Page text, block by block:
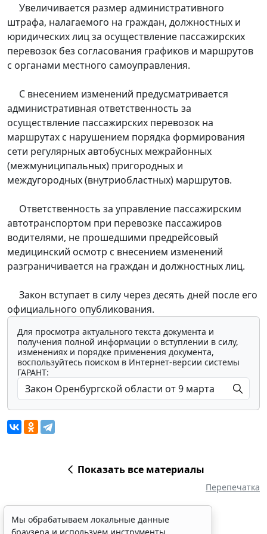
Увеличивается размер административного
штрафа, налагаемого на граждан, должностных и
юридических лиц за осуществление пассажирских
перевозок без согласования графиков и маршрутов
с органами местного самоуправления.
С внесением изменений предусматривается
административная ответственность за
осуществление пассажирских перевозок на
маршрутах с нарушением порядка формирования
сети регулярных автобусных межрайонных
(межмуниципальных) пригородных и
междугородных (внутриобластных) маршрутов.
Ответственность за управление пассажирским
автотранспортом при перевозке пассажиров
водителями, не прошедшими предрейсовый
медицинский осмотр с внесением изменений
разграничивается на граждан и должностных лиц.
Закон вступает в силу через десять дней после его
официального опубликования.
Для просмотра актуального текста документа и
получения полной информации о вступлении в силу,
изменениях и порядке применения документа,
воспользуйтесь поиском в Интернет-версии системы
ГАРАНТ:
Показать все материалы
Перепечатка
Мы обрабатываем локальные данные